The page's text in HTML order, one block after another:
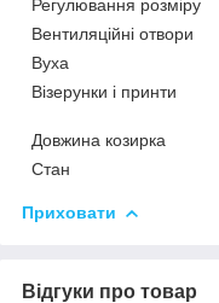
Регулювання розміру
Вентиляційні отвори
Вуха
Візерунки і принти
Довжина козирка
Стан
Приховати
Відгуки про товар